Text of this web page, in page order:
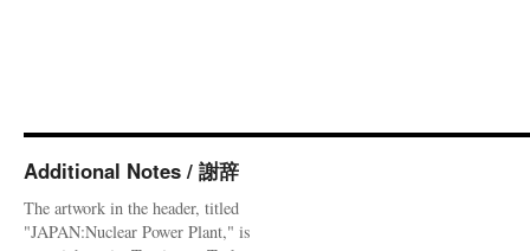
Additional Notes / 謝辞
The artwork in the header, titled
"JAPAN:Nuclear Power Plant," is